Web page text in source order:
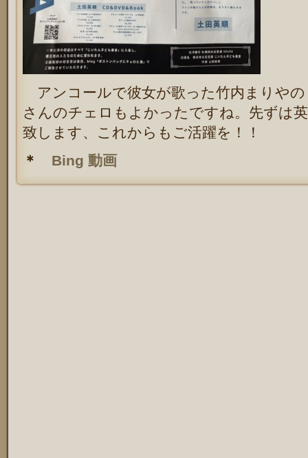
アンコールで彼女が歌った竹内まりや
さんのチェロもよかったですね。先ずは
致します、これからもご活躍を！！
＊ Bing 動画